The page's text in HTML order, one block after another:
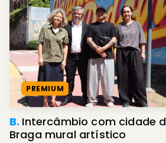
PREMIUM
B. Intercâmbio com cidade de Cali
Braga mural artístico